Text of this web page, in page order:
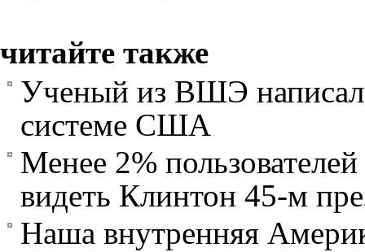
читайте также
Ученый из ВШЭ написал
системе США
Менее 2%
видеть Клинтон 45-м
Наша внутренняя